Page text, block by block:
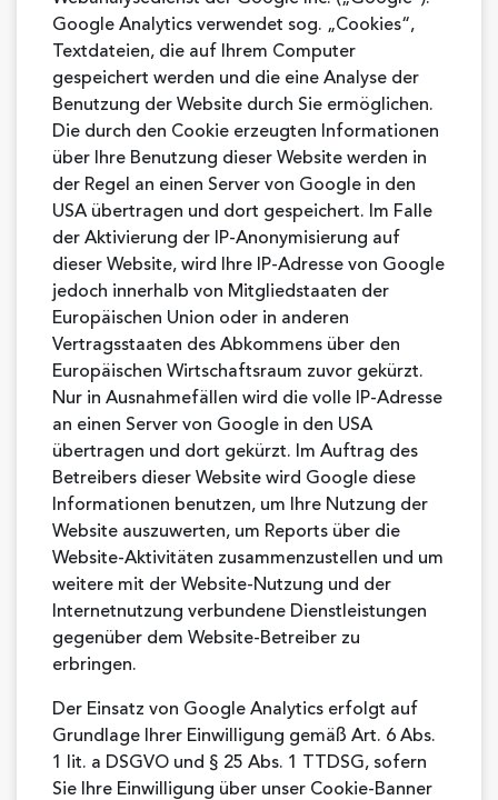
Google Analytics verwendet sog. „Cookies“,
Textdateien, die auf Ihrem Computer
gespeichert werden und die eine Analyse der
Benutzung der Website durch Sie ermöglichen.
Die durch den Cookie erzeugten Informationen
über Ihre Benutzung dieser Website werden in
der Regel an einen Server von Google in den
USA übertragen und dort gespeichert. Im Falle
der Aktivierung der IP-Anonymisierung auf
dieser Website, wird Ihre IP-Adresse von Google
jedoch innerhalb von Mitgliedstaaten der
Europäischen Union oder in anderen
Vertragsstaaten des Abkommens über den
Europäischen Wirtschaftsraum zuvor gekürzt.
Nur in Ausnahmefällen wird die volle IP-Adresse
an einen Server von Google in den USA
übertragen und dort gekürzt. Im Auftrag des
Betreibers dieser Website wird Google diese
Informationen benutzen, um Ihre Nutzung der
Website auszuwerten, um Reports über die
Website-Aktivitäten zusammenzustellen und um
weitere mit der Website-Nutzung und der
Internetnutzung verbundene Dienstleistungen
gegenüber dem Website-Betreiber zu
erbringen.
Der Einsatz von Google Analytics erfolgt auf
Grundlage Ihrer Einwilligung gemäß Art. 6 Abs.
1 lit. a DSGVO und § 25 Abs. 1 TTDSG, sofern
Sie Ihre Einwilligung über unser Cookie-Banner